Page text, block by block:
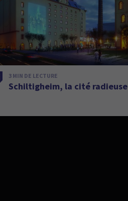
3 MIN DE LECTURE
Schiltigheim, la cité radieuse